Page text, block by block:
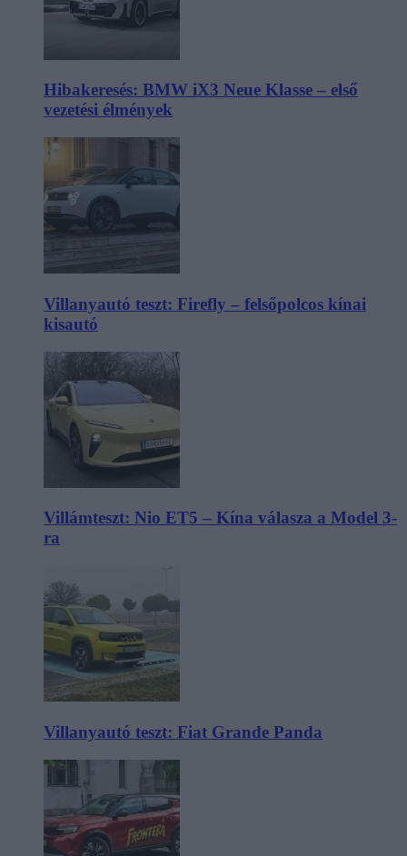
Hibakeresés: BMW iX3 Neue Klasse – első
vezetési élmények
Villanyautó teszt: Firefly – felsőpolcos kínai
kisautó
Villámteszt: Nio ET5 – Kína válasza a Model 3-
ra
Villanyautó teszt: Fiat Grande Panda